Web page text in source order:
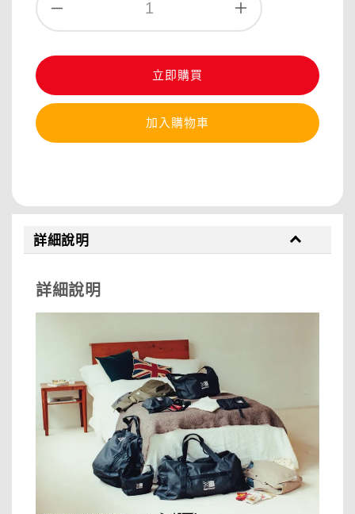
立即購買
加入購物車
詳細說明
詳細說明